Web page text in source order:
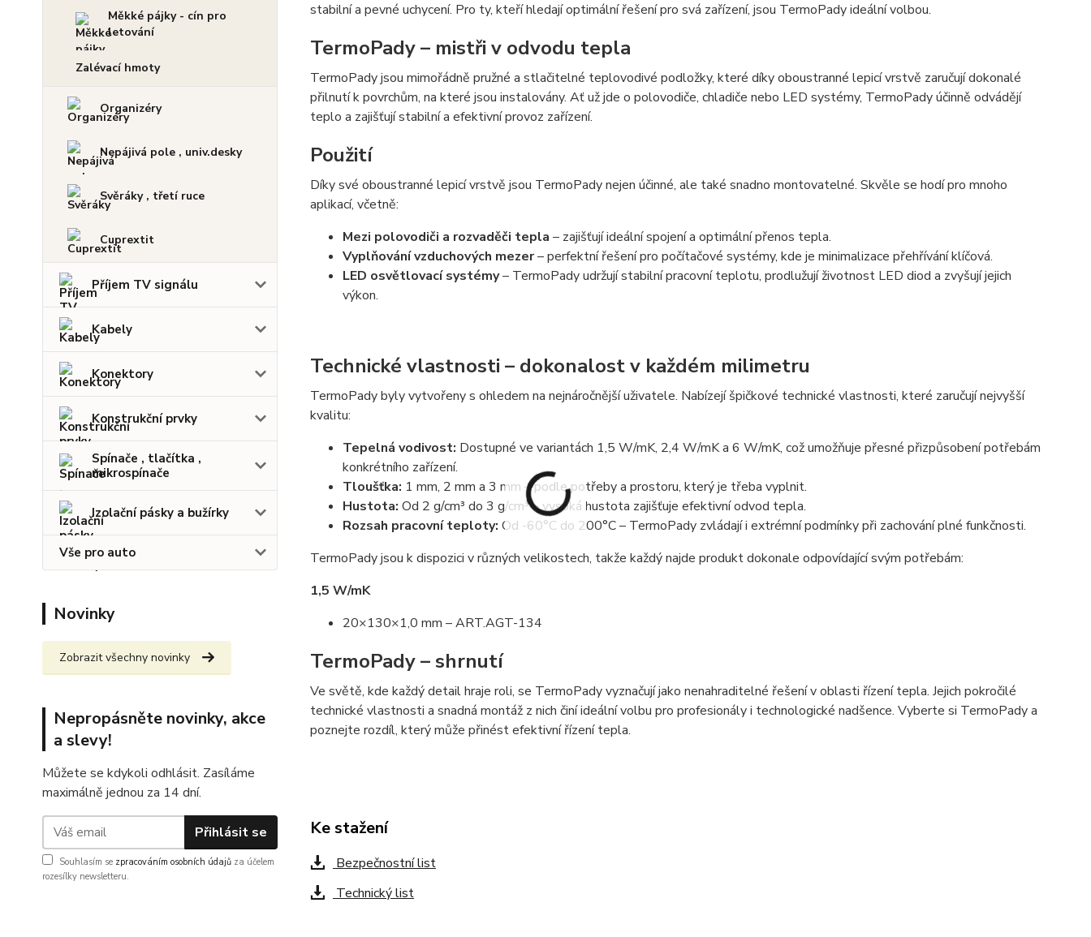
Měkké pájky - cín pro
letování
Zalévací hmoty
Organizéry
Nepájivá pole , univ.desky
Svěráky , třetí ruce
Cuprextit
Příjem TV signálu
Kabely
Konektory
Konstrukční prvky
Spínače , tlačítka ,
mikrospínače
Izolační pásky a bužírky
Vše pro auto
Novinky
Zobrazit všechny novinky
Nepropásněte novinky, akce
a slevy!
Můžete se kdykoli odhlásit. Zasíláme
maximálně jednou za 14 dní.
Přihlásit se
Souhlasím se zpracováním osobních údajů za účelem
rozesílky newsletteru.
stabilní a pevné uchycení. Pro ty, kteří hledají optimální řešení pro svá zařízení, jsou TermoPady ideální volbou.
TermoPady – mistři v odvodu tepla
TermoPady jsou mimořádně pružné a stlačitelné teplovodivé podložky, které díky oboustranné lepicí vrstvě zaručují dokonalé
přilnutí k povrchům, na které jsou instalovány. Ať už jde o polovodiče, chladiče nebo LED systémy, TermoPady účinně odvádějí
teplo a zajišťují stabilní a efektivní provoz zařízení.
Použití
Díky své oboustranné lepicí vrstvě jsou TermoPady nejen účinné, ale také snadno montovatelné. Skvěle se hodí pro mnoho
aplikací, včetně:
Mezi polovodiči a rozvaděči tepla – zajišťují ideální spojení a optimální přenos tepla.
Vyplňování vzduchových mezer– perfektní řešení pro počítačové systémy, kde je minimalizace přehřívání klíčová.
LED osvětlovací systémy– TermoPady udržují stabilní pracovní teplotu, prodlužují životnost LED diod a zvyšují jejich
výkon.
Technické vlastnosti – dokonalost v každém milimetru
TermoPady byly vytvořeny s ohledem na nejnáročnější uživatele. Nabízejí špičkové technické vlastnosti, které zaručují nejvyšší
kvalitu:
Tepelná vodivost: Dostupné ve variantách 1,5 W/mK, 2,4 W/mK a 6 W/mK, což umožňuje přesné přizpůsobení potřebám
konkrétního zařízení.
Tloušťka: 1 mm, 2 mm a 3 mm – podle potřeby a prostoru, který je třeba vyplnit.
Hustota: Od 2 g/cm³ do 3 g/cm³ – vysoká hustota zajišťuje efektivní odvod tepla.
Rozsah pracovní teploty: Od -60°C do 200°C – TermoPady zvládají i extrémní podmínky při zachování plné funkčnosti.
TermoPady jsou k dispozici v různých velikostech, takže každý najde produkt dokonale odpovídající svým potřebám:
1,5 W/mK
20×130×1,0 mm – ART.AGT-134
TermoPady – shrnutí
Ve světě, kde každý detail hraje roli, se TermoPady vyznačují jako nenahraditelné řešení v oblasti řízení tepla. Jejich pokročilé
technické vlastnosti a snadná montáž z nich činí ideální volbu pro profesionály i technologické nadšence. Vyberte si TermoPady a
poznejte rozdíl, který může přinést efektivní řízení tepla.
Ke stažení
Bezpečnostní list
Technický list